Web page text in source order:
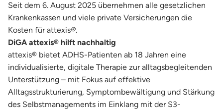
Seit dem 6. August 2025 übernehmen alle gesetzlichen
Krankenkassen und viele private Versicherungen die
Kosten für attexis®.
DiGA attexis® hilft nachhaltig
attexis® bietet ADHS-Patienten ab 18 Jahren eine
individualisierte, digitale Therapie zur alltagsbegleitenden
Unterstützung – mit Fokus auf effektive
Alltagsstrukturierung, Symptombewältigung und Stärkung
des Selbstmanagements im Einklang mit der S3-